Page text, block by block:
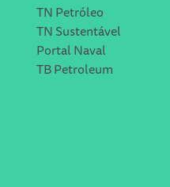
TN Petróleo
TN Sustentável
Portal Naval
TB Petroleum